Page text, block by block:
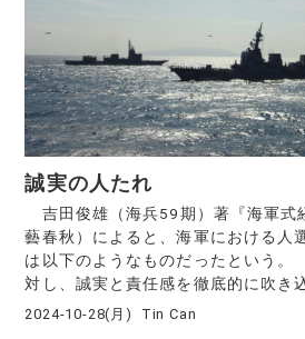
誠実の人たれ
吉田俊雄（海兵59期）著『海軍式
藝春秋）によると、海軍における人
は以下のようなものだったという
対し、誠実と責任感を徹底的に吹き
2024-10-28(月) Tin Can